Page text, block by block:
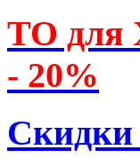
ТО для
- 20%
Скидки